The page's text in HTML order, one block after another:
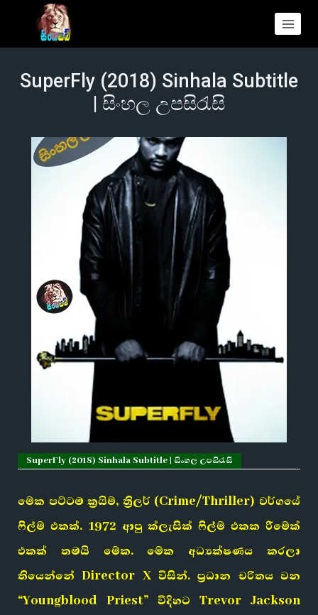
SuperFly (2018) Sinhala Subtitle
| සිංහල උපසිරැසි
SuperFly (2018) Sinhala Subtitle | සිංහල උපසිරැසි
මේක පට්ටම ක්‍රයිම්, ත්‍රිලර් (Crime/Thriller) වර්ගයේ
ෆිල්ම් එකක්. 1972 ආපු ක්ලැසික් ෆිල්ම් එකක රීමේක්
එකක් තමයි මේක. මේක අධ්‍යක්ෂණය කරලා
තියෙන්නේ Director X විසින්. ප්‍රධාන චරිතය වන
“Youngblood Priest” විදිහට Trevor Jackson